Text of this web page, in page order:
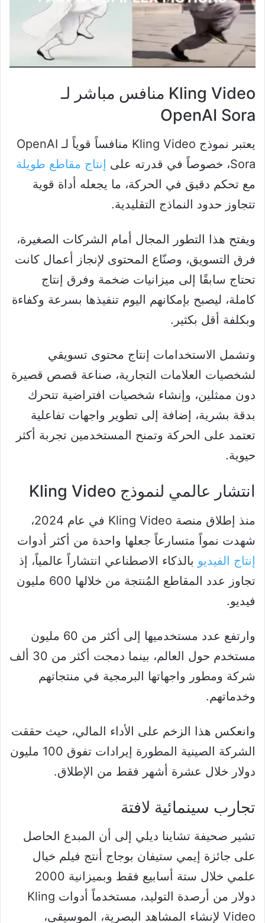
Kling Video منافس مباشر لـ
OpenAI Sora
يعتبر نموذج Kling Video منافساً قوياً لـ OpenAI
Sora، خصوصاً في قدرته على
إنتاج مقاطع طويلة
مع تحكم دقيق في الحركة، ما يجعله أداة قوية
تتجاوز حدود النماذج التقليدية.
ويفتح هذا التطور المجال أمام الشركات الصغيرة،
فرق التسويق، وصنّاع المحتوى لإنجاز أعمال كانت
تحتاج سابقًا إلى ميزانيات ضخمة وفرق إنتاج
كاملة، ليصبح بإمكانهم اليوم تنفيذها بسرعة وكفاءة
وبكلفة أقل بكثير.
وتشمل الاستخدامات إنتاج محتوى تسويقي
لشخصيات العلامات التجارية، صناعة قصص قصيرة
دون ممثلين، وإنشاء شخصيات افتراضية تتحرك
بدقة بشرية، إضافة إلى تطوير واجهات تفاعلية
تعتمد على الحركة وتمنح المستخدمين تجربة أكثر
حيوية.
انتشار عالمي لنموذج Kling Video
منذ إطلاق منصة Kling Video في عام 2024،
شهدت نمواً متسارعاً جعلها واحدة من أكثر أدوات
إنتاج الفيديو بالذكاء الاصطناعي انتشاراً عالمياً، إذ
تجاوز عدد المقاطع المُنتجة من خلالها 600 مليون
فيديو.
وارتفع عدد مستخدميها إلى أكثر من 60 مليون
مستخدم حول العالم، بينما دمجت أكثر من 30 ألف
شركة ومطور واجهاتها البرمجية في منتجاتهم
وخدماتهم.
وانعكس هذا الزخم على الأداء المالي، حيث حققت
الشركة الصينية المطورة إيرادات تفوق 100 مليون
دولار خلال عشرة أشهر فقط من الإطلاق.
تجارب سينمائية لافتة
تشير صحيفة تشاينا ديلي إلى أن المبدع الحاصل
على جائزة إيمي ستيفان بوجاج أنتج فيلم خيال
علمي خلال ستة أسابيع فقط وبميزانية 2000
دولار من أرصدة التوليد، مستخدماً أدوات Kling
Video لإنشاء المشاهد البصرية، الموسيقى،